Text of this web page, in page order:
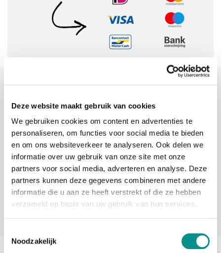
Deze website maakt gebruik van cookies
We gebruiken cookies om content en advertenties te
personaliseren, om functies voor social media te bieden
en om ons websiteverkeer te analyseren. Ook delen we
informatie over uw gebruik van onze site met onze
partners voor social media, adverteren en analyse. Deze
partners kunnen deze gegevens combineren met andere
informatie die u aan ze heeft verstrekt of die ze hebben
verzameld op basis van uw gebruik van hun services.
Noodzakelijk
30 dagen bedenktijd
Vandaag besteld, morgen in huis
beoordelingen